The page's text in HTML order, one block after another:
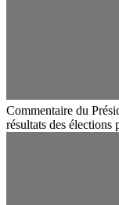
Commentaire du
résultats des élections